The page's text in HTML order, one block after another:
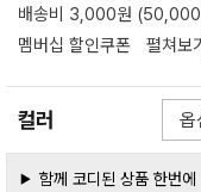
배송비 3,000원 (50,000
멤버십 할인쿠폰
펼쳐보
컬러
함께 코디된 상품 한번에